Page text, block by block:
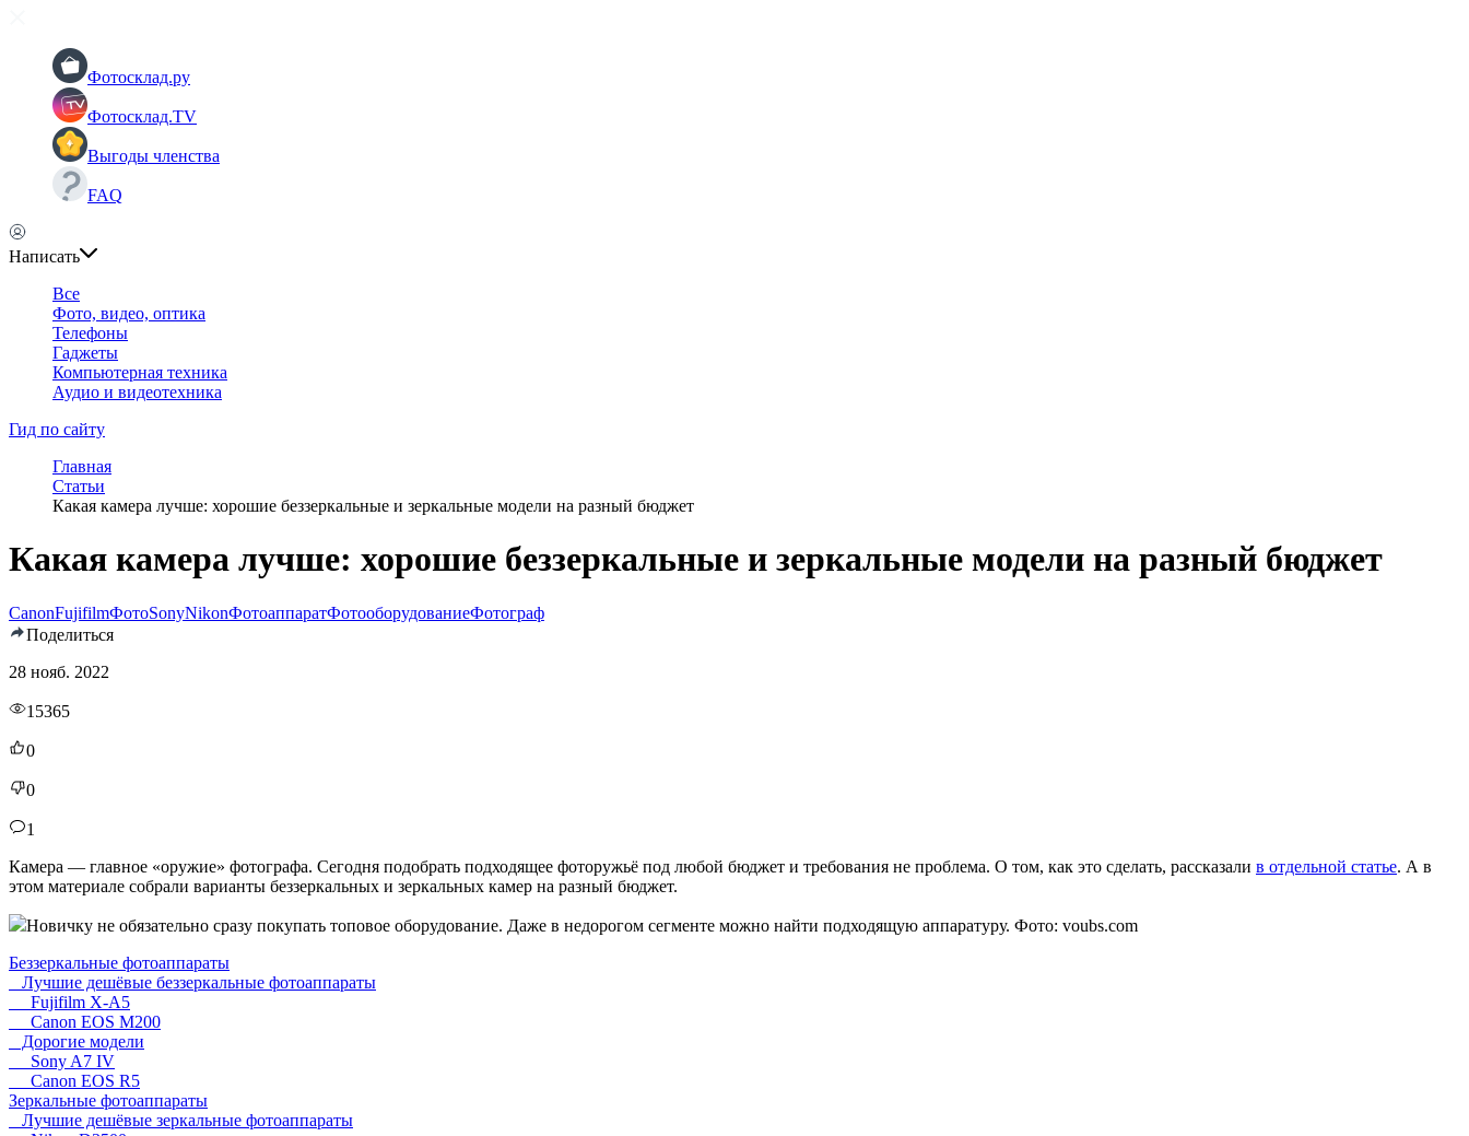
Фотосклад.ру
Фотосклад.TV
Выгоды членства
FAQ
Написать
Все
Фото, видео, оптика
Телефоны
Гаджеты
Компьютерная техника
Аудио и видеотехника
Гид по сайту
Главная
Статьи
Какая камера лучше: хорошие беззеркальные и зеркальные модели на разный бюджет
Какая камера лучше: хорошие беззеркальные и зеркальные модели на разный бюджет
CanonFujifilmФотоSonyNikonФотоаппаратФотооборудованиеФотограф
Поделиться
28 нояб. 2022
15365
0
0
1
Камера — главное «оружие» фотографа. Сегодня подобрать подходящее фоторужьё под любой бюджет и требования не проблема. О том, как это сделать, рассказали в отдельной статье. А в
этом материале собрали варианты беззеркальных и зеркальных камер на разный бюджет.
Новичку не обязательно сразу покупать топовое оборудование. Даже в недорогом сегменте можно найти подходящую аппаратуру. Фото: voubs.com
Беззеркальные фотоаппараты
Лучшие дешёвые беззеркальные фотоаппараты
Fujifilm X-A5
Canon EOS M200
Дорогие модели
Sony A7 IV
Canon EOS R5
Зеркальные фотоаппараты
Лучшие дешёвые зеркальные фотоаппараты